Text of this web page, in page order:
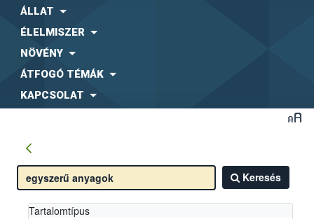
ÁLLAT
ÉLELMISZER
NÖVÉNY
ÁTFOGÓ TÉMÁK
KAPCSOLAT
Keresés
Tartalomtípus